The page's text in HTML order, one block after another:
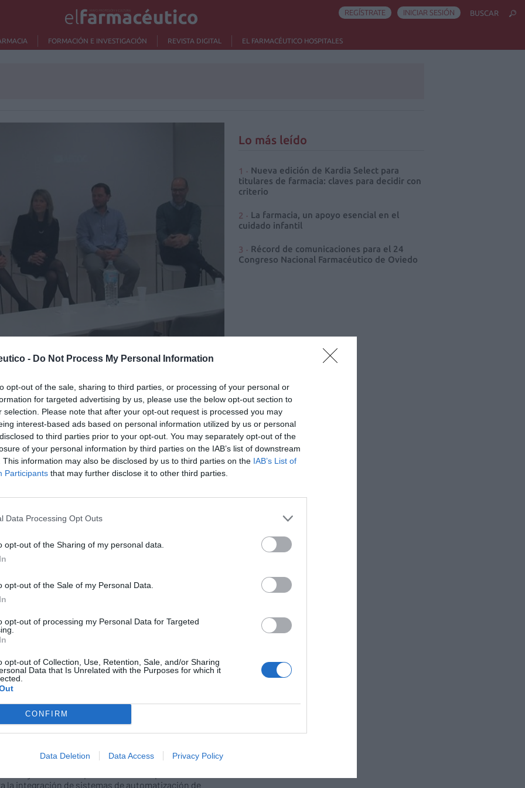
- Do Not Process My Personal Information
opt-out of the sale, sharing to third parties, or processing of your personal or
for targeted advertising by us, please use the below opt-out section to
selection. Please note that after your opt-out request is processed you may
interest-based ads based on personal information utilized by us or personal
to third parties prior to your opt-out. You may separately opt-out of the
of your personal information by third parties on the IAB’s list of downstream
This information may also be disclosed by us to third parties on the IAB’s List of
Participants that may further disclose it to other third parties.
Data Processing Opt Outs
opt-out of the Sharing of my personal data.
opt-out of the Sale of my Personal Data.
opt-out of processing my Personal Data for Targeted
opt-out of Collection, Use, Retention, Sale, and/or Sharing
Data that Is Unrelated with the Purposes for which it
CONFIRM
Data Deletion Data Access Privacy Policy
FORMACIÓN E INVESTIGACIÓN REVISTA DIGITAL EL FARMACÉUTICO HOSPITALES
REGÍSTRATE INICIAR SESIÓN BUSCAR
farmacéuticos de
sobre farmacia, retail,
03/2017
Internet y personas fueron los temas que
Rowa en la sede de AECOC en Barcelona.
fechas de caducidad de
2016
de dispensación de medicamentos Rowa®
para facilitar los procesos de almacenaje y
Rowa® Technologies se adelanta a las necesidades
de fechas de caducidad a través de
y novedades
celebra su vigésimo aniversario a nivel
su compromiso con el desarrollo de
innovadoras que satisfagan los retos del mercado
digital de las farmacias, Becton, Dickinson
médica, ha presentado en España Rent-a-
la integración de sistemas de automatización de
Lo más leído
Nueva edición de Kardia Select para
titulares de farmacia: claves para decidir con
criterio
La farmacia, un apoyo esencial en el
cuidado infantil
Récord de comunicaciones para el 24
Congreso Nacional Farmacéutico de Oviedo